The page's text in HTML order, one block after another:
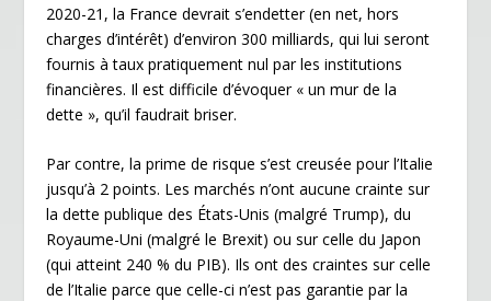
2020-21, la France devrait s’endetter (en net, hors
charges d’intérêt) d’environ 300 milliards, qui lui seront
fournis à taux pratiquement nul par les institutions
financières. Il est difficile d’évoquer « un mur de la
dette », qu’il faudrait briser.
Par contre, la prime de risque s’est creusée pour l’Italie
jusqu’à 2 points. Les marchés n’ont aucune crainte sur
la dette publique des États-Unis (malgré Trump), du
Royaume-Uni (malgré le Brexit) ou sur celle du Japon
(qui atteint 240 % du PIB). Ils ont des craintes sur celle
de l’Italie parce que celle-ci n’est pas garantie par la